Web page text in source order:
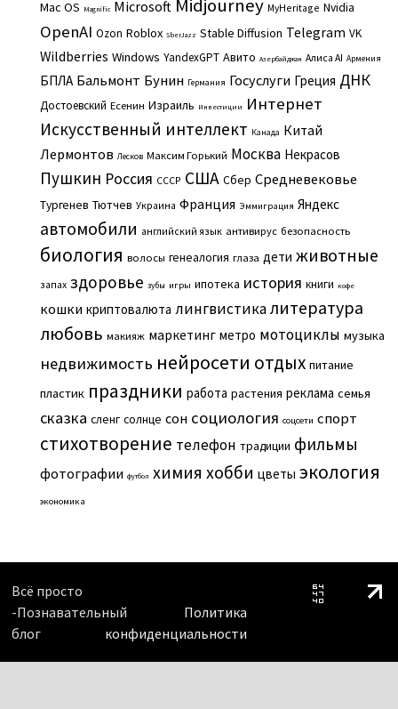
Mac OS Magnific Microsoft Midjourney MyHeritage Nvidia
OpenAI Ozon Roblox SberJazz Stable Diffusion Telegram VK
Wildberries Windows YandexGPT Авито Азербайджан Алиса AI Армения
БПЛА Бальмонт Бунин Германия Госуслуги Греция ДНК
Достоевский Есенин Израиль Инвестиции Интернет
Искусственный интеллект Канада Китай
Лермонтов Лесков Максим Горький Москва Некрасов
Пушкин Россия СССР США Сбер Средневековье
Тургенев Тютчев Украина Франция Эммиграция Яндекс
автомобили английский язык антивирус безопасность
биология волосы генеалогия глаза дети животные
запах здоровье зубы игры ипотека история книги кофе
кошки криптовалюта лингвистикалитература
любовь макияж маркетинг метро мотоциклы музыка
недвижимость нейросети отдых питание
пластик праздники работа растения реклама семья
сказка сленг солнце сон социология соцсети спорт
стихотворение телефон традиции фильмы
фотографии футбол химия хобби цветы экология
экономика
Всё просто
-Познавательный
блог
Политика
конфиденциальности